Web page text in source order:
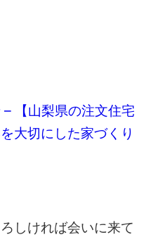
【山梨県の注文住宅
大切にした家づくり
しければ会いに来て